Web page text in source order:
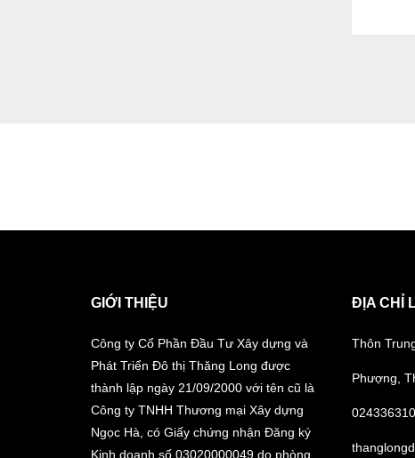
GIỚI THIỆU
Công ty Cổ Phần Đầu Tư Xây dựng và
Phát Triển Đô thị Thăng Long được
thành lập ngày 21/09/2000 với tên cũ là
Công ty TNHH Thương mại Xây dựng
Ngọc Hà, có Giấy chứng nhận Đăng ký
Kinh doanh số 03020000049 do phòng
ĐỊA CHỈ
Thôn
Phượng,